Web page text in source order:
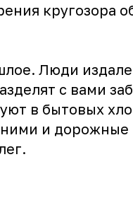
кругозора
Люди
с вами
в бытовых
и дорожные